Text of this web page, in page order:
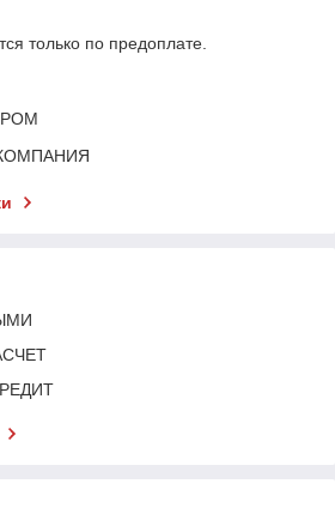
только по предоплате.